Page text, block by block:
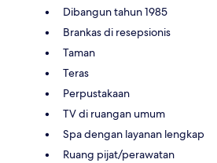
Dibangun tahun 1985
Brankas di resepsionis
Taman
Teras
Perpustakaan
TV di ruangan umum
Spa dengan layanan lengkap
Ruang pijat/perawatan